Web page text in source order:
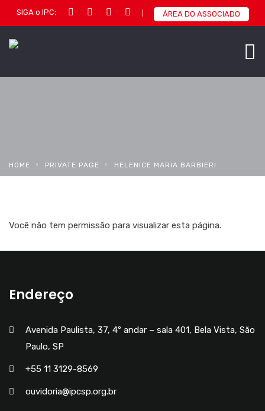
SIGA o IPC: ÁREA DO ASSOCIADO
HOME PRIVATE PAGE HELENICE MARIA BARBIERI
Você não tem permissão para visualizar esta página.
Endereço
Avenida Paulista, 37, 4º andar – sala 401, Bela Vista, São
Paulo, SP
+55 11 3129-8569
ouvidoria@ipcsp.org.br